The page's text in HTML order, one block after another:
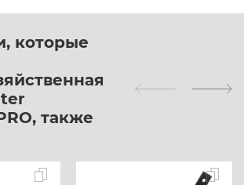
которые
также